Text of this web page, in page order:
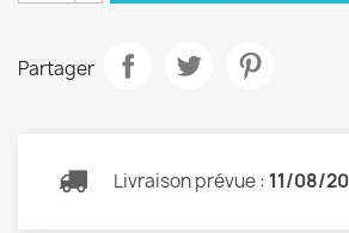
Partager
Livraison prévue : 11/08/